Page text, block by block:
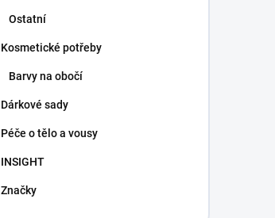
Ostatní
Kosmetické potřeby
Barvy na obočí
Dárkové sady
Péče o tělo a vousy
INSIGHT
Značky